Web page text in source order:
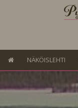
NÄKÖISLEHTI